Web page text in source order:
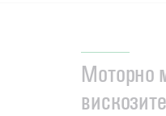
Моторно